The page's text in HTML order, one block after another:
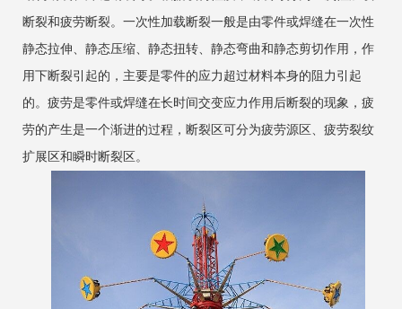
断裂和疲劳断裂。一次性加载断裂一般是由零件或焊缝在一次性
静态拉伸、静态压缩、静态扭转、静态弯曲和静态剪切作用，作
用下断裂引起的，主要是零件的应力超过材料本身的阻力引起
的。疲劳是零件或焊缝在长时间交变应力作用后断裂的现象，疲
劳的产生是一个渐进的过程，断裂区可分为疲劳源区、疲劳裂纹
扩展区和瞬时断裂区。